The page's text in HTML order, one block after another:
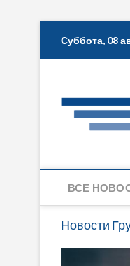
Суббота, 08
ВСЕ
Новости